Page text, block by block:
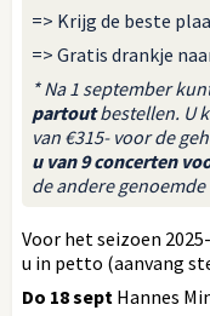
=> Krijg de beste
=> Gratis drankje
* Na 1 september
partoutbestellen. U
van €315- voor de
u van 9 concerten
de andere
Voor het seizoen
u in petto (aanvang
Do 18 sept Hannes